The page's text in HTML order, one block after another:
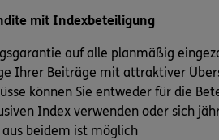
mit Indexbeteiligung
auf alle planmäßig
Ihrer Beiträge mit attraktiver
können Sie entweder für die
Index verwenden oder sich
beidem ist möglich